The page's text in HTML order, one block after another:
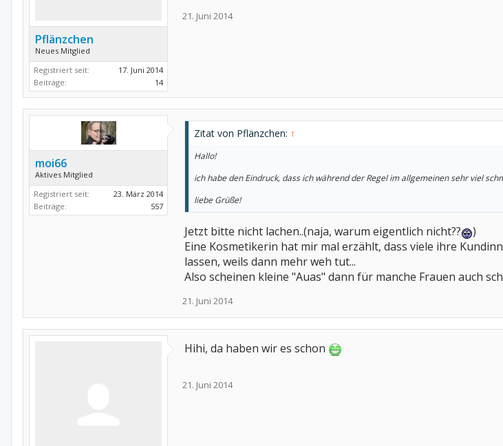
Pflänzchen
Neues Mitglied
Registriert seit:
17. Juni 2014
Beiträge:
14
21. Juni 2014
moi66
Aktives Mitglied
Registriert seit:
23. März 2014
Beiträge:
557
Zitat von Pflänzchen: ↑
Hallo!
ich habe den Eindruck, dass ich während der Regel im allgemeinen sehr viel
liebe Grüße!
Jetzt bitte nicht lachen..(naja, warum eigentlich nicht??
)
Eine Kosmetikerin hat mir mal erzählt, dass viele ihre
lassen, weils dann mehr weh tut...
Also scheinen kleine "Auas" dann für manche Frauen auch
21. Juni 2014
Hihi, da haben wir es schon
21. Juni 2014